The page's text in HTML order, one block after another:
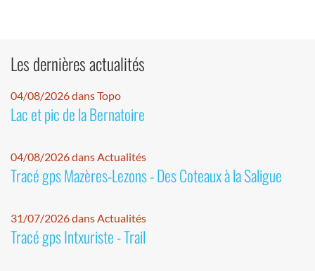
Les dernières actualités
04/08/2026 dans Topo
Lac et pic de la Bernatoire
04/08/2026 dans Actualités
Tracé gps Mazères-Lezons - Des Coteaux à la Saligue
31/07/2026 dans Actualités
Tracé gps Intxuriste - Trail